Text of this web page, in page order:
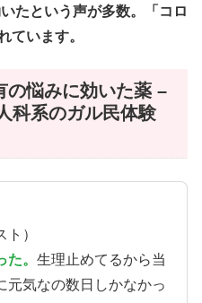
たという声が多数。「コロ
ています。
の悩みに効いた薬 –
科系のガル民体験
）
。 生理止めてるから当
元気なの数日しかなかっ